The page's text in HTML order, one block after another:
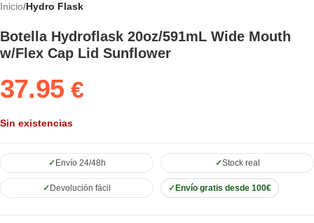
Inicio Hydro Flask
Botella Hydroflask 20oz/591mL Wide Mouth
w/Flex Cap Lid Sunflower
37.95€
Sin existencias
Envío 24/48h Stock real
Devolución fácil Envío gratis desde 100€